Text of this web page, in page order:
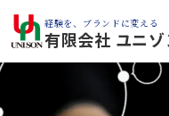
経験を、ブランドに変える
有限会社 ユニ